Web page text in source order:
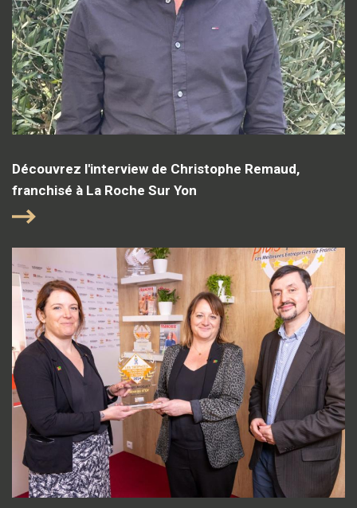
Découvrez l'interview de Christophe Remaud,
franchisé à La Roche Sur Yon